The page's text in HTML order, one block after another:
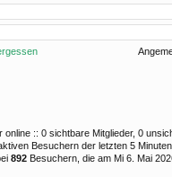
online :: 0 sichtbare Mitglieder, 0
Besuchern der letzten 5
892 Besuchern, die am Mi 6. Mai